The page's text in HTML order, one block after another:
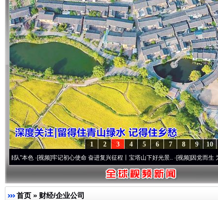
10
9
8
7
6
5
4
3
2
1
·[视频]牢记初心使命 奋进复兴征程丨宝塔山下好光景..·[视频]因党而生 为党而战
首页 » 财经/企业公司